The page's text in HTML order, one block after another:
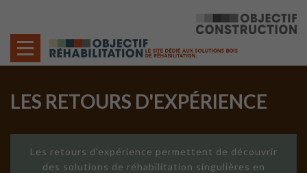
LES RETOURS D'EXPÉRIENCE
Les retours d'expérience permettent de découvrir
des solutions de réhabilitation singulières en